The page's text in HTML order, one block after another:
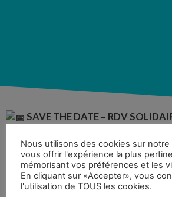
SAVE THE DATE – RDV
SANS DOMICILE?
Venez échanger avec Delivrue et ses
l’action sociale:Entraide SDF –
nomadeet
Nous utilisons des cookies sur
vous offrir l'expérience la plus
mémorisant vos préférences et les
En cliquant sur «Accepter», vous
l'utilisation de TOUS les cookies.